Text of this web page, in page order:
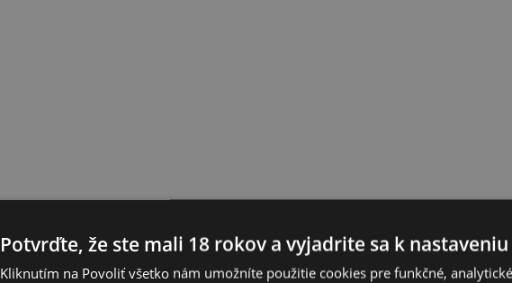
Potvrďte, že ste mali 18 rokov a vyjadrite sa k
Kliknutím na Povoliť všetko nám umožníte použitie cookies pre funkčné,